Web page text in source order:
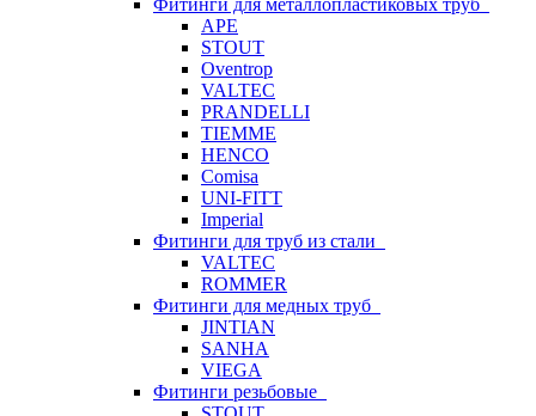
Фитинги для металлопластиковых труб
APE
STOUT
Oventrop
VALTEC
PRANDELLI
TIEMME
HENCO
Comisa
UNI-FITT
Imperial
Фитинги для труб из стали
VALTEC
ROMMER
Фитинги для медных труб
JINTIAN
SANHA
VIEGA
Фитинги резьбовые